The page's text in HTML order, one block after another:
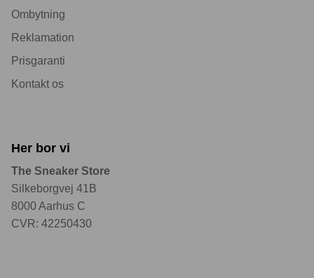
Ombytning
Reklamation
Prisgaranti
Kontakt os
Her bor vi
The Sneaker Store
Silkeborgvej 41B
8000 Aarhus C
CVR: 42250430